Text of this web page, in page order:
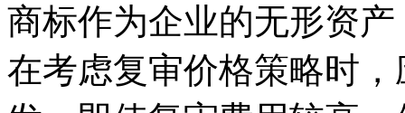
商标作为企业的无形资
在考虑复审价格策略时